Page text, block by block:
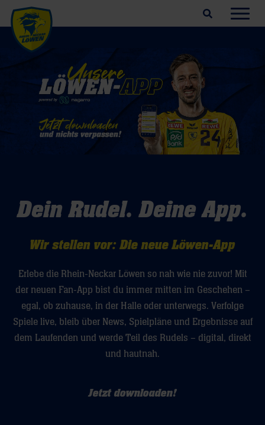
Suchfeld öffnen
Dein Rudel. Deine App.
Wir stellen vor: Die neue Löwen-App
Erlebe die Rhein-Neckar Löwen so nah wie nie zuvor! Mit
der neuen Fan-App bist du immer mitten im Geschehen –
egal, ob zuhause, in der Halle oder unterwegs. Verfolge
Spiele live, bleib über News, Spielpläne und Ergebnisse auf
dem Laufenden und werde Teil des Rudels – digital, direkt
und hautnah.
Jetzt downloaden!